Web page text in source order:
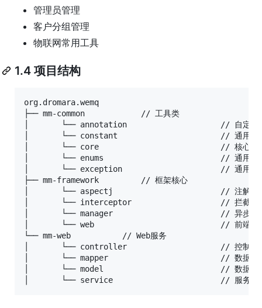
管理员管理
客户分组管理
物联网常用工具
1.4 项目结构
org.dromara.wemq
├── mm-common            // 工具类
│       └── annotation                    // 自定义
│       └── constant                      // 通用常
│       └── core                          // 核心控
│       └── enums                         // 通用枚
│       └── exception                     // 通用异
├── mm-framework         // 框架核心
│       └── aspectj                       // 注解实
│       └── interceptor                   // 拦截器
│       └── manager                       // 异步处
│       └── web                           // 前端控
└── mm-web       	 // Web服务
│       └── controller                    // 控制器
│       └── mapper                        // 数据库
│       └── model                         // 数据模